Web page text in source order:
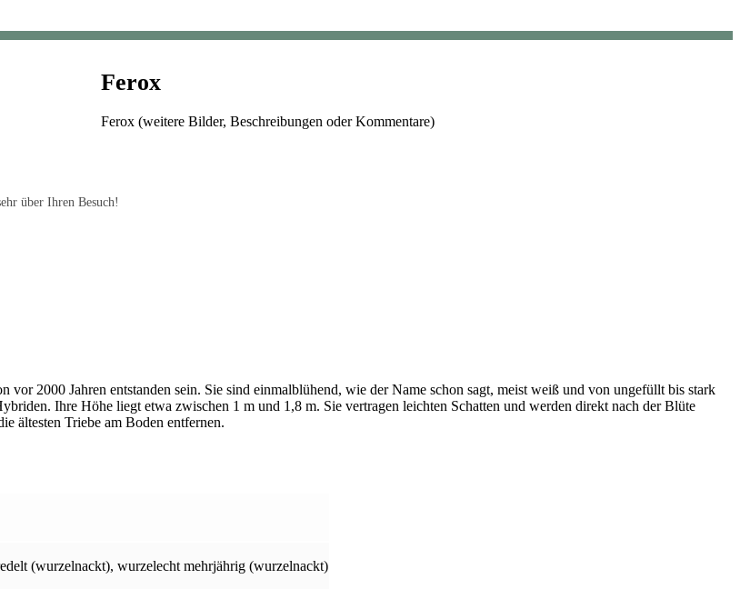
Ferox
Ferox (weitere Bilder, Beschreibungen oder Kommentare)
über Ihren Besuch!
vor 2000 Jahren entstanden sein. Sie sind einmalblühend, wie der Name schon sagt, meist weiß und von ungefüllt bis stark
Ihre Höhe liegt etwa zwischen 1 m und 1,8 m. Sie vertragen leichten Schatten und werden direkt nach der Blüte
ältesten Triebe am Boden entfernen.
(wurzelnackt), wurzelecht mehrjährig (wurzelnackt)